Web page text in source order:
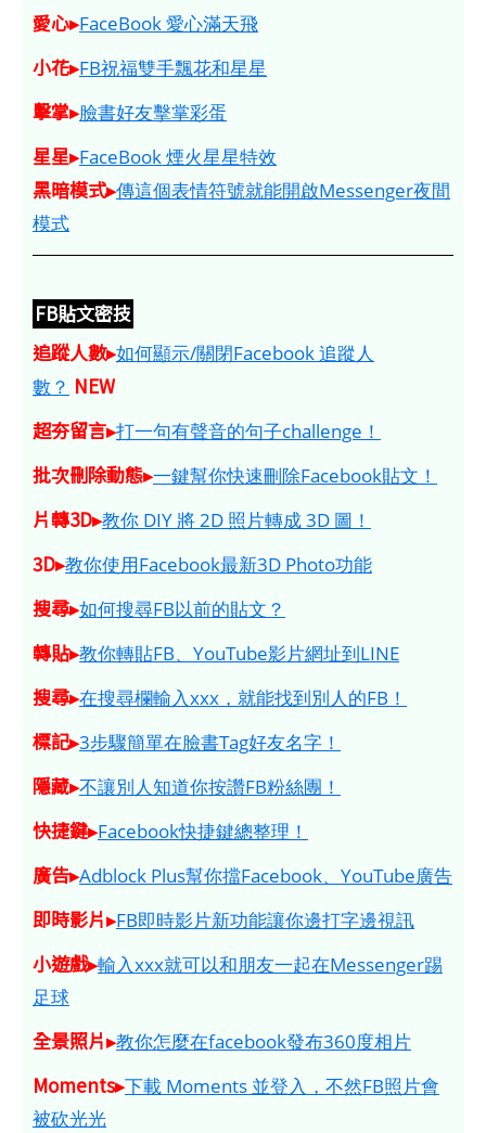
愛心▸FaceBook 愛心滿天飛
小花▸FB祝福雙手飄花和星星
擊掌▸臉書好友擊掌彩蛋
星星▸FaceBook 煙火星星特效
黑暗模式▸傳這個表情符號就能開啟Messenger夜間
模式
FB貼文密技
追蹤人數▸如何顯示/關閉Facebook 追蹤人
數？ NEW
超夯留言▸打一句有聲音的句子challenge！
批次刪除動態▸一鍵幫你快速刪除Facebook貼文！
片轉3D▸教你 DIY 將 2D 照片轉成 3D 圖！
3D▸教你使用Facebook最新3D Photo功能
搜尋▸如何搜尋FB以前的貼文？
轉貼▸教你轉貼FB、YouTube影片網址到LINE
搜尋▸在搜尋欄輸入xxx，就能找到別人的FB！
標記▸3步驟簡單在臉書Tag好友名字！
隱藏▸不讓別人知道你按讚FB粉絲團！
快捷鍵▸Facebook快捷鍵總整理！
廣告▸Adblock Plus幫你擋Facebook、YouTube廣告
即時影片▸FB即時影片新功能讓你邊打字邊視訊
小遊戲▸輸入xxx就可以和朋友一起在Messenger踢
足球
全景照片▸教你怎麼在facebook發布360度相片
Moments▸下載 Moments 並登入，不然FB照片會
被砍光光